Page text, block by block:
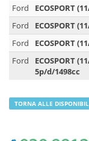
Ford
ECOSPORT
Ford
ECOSPORT
Ford
ECOSPORT
Ford
ECOSPORT
5p/d/1498cc
TORNA ALLE